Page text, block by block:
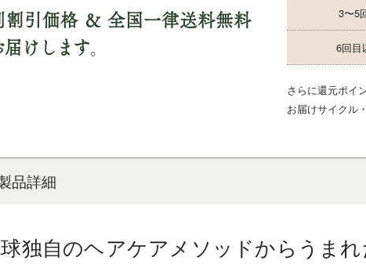
割引価格 ＆ 全国一律送料無料
届けします。
3〜5
6回目
さらに還元ポイ
お届けサイクル
品詳細
独自のヘアケアメソッドからうま